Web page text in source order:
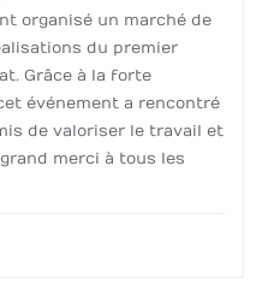
organisé un marché de
du premier
Grâce à la forte
événement a rencontré
de valoriser le travail et
merci à tous les